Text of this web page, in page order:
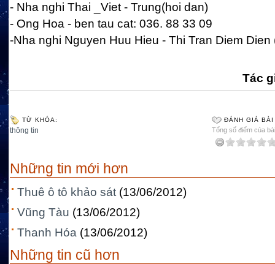
- Nha nghi Thai _Viet - Trung(hoi dan)
- Ong Hoa - ben tau cat: 036. 88 33 09
-Nha nghi Nguyen Huu Hieu - Thi Tran Diem Dien
Tác
TỪ KHÓA:
thông tin
ĐÁNH GIÁ
Tổng số điểm của
Những tin mới hơn
Thuê ô tô khảo sát (13/06/2012)
Vũng Tàu (13/06/2012)
Thanh Hóa (13/06/2012)
Những tin cũ hơn